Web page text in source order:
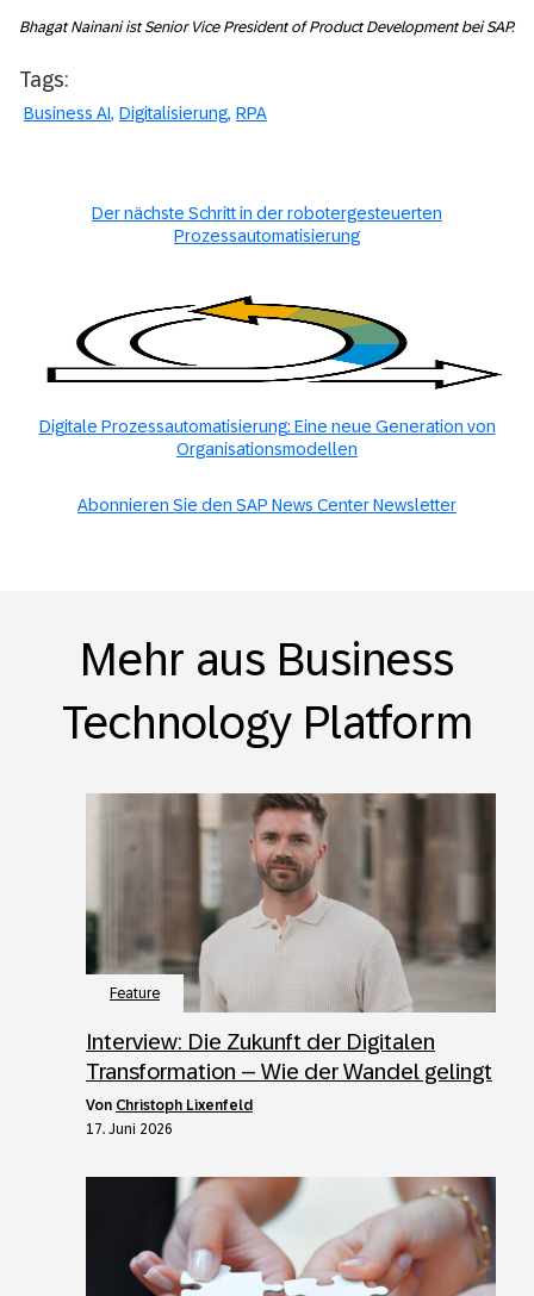
Bhagat Nainani ist Senior Vice President of Product Development bei SAP.
Tags:
Business AI Digitalisierung RPA
Der nächste Schritt in der robotergesteuerten
Prozessautomatisierung
Digitale Prozessautomatisierung: Eine neue Generation von
Organisationsmodellen
Abonnieren Sie den SAP News Center Newsletter
Mehr aus Business
Technology Platform
Feature
Interview: Die Zukunft der Digitalen
Transformation – Wie der Wandel gelingt
von Christoph Lixenfeld
17. Juni 2026